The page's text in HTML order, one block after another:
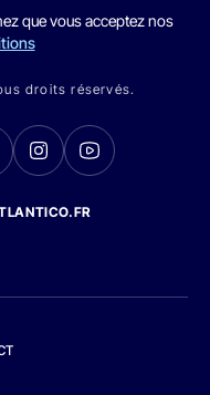
que vous acceptez nos
droits réservés.